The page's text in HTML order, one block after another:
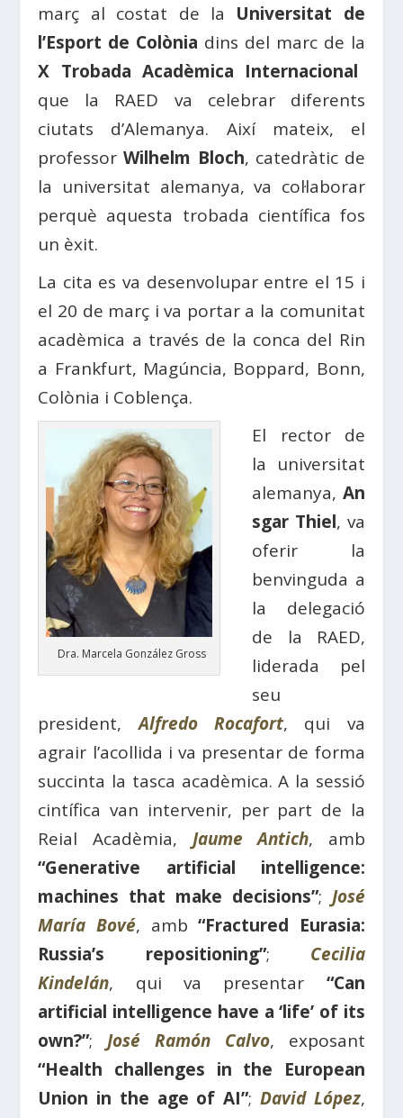
març al costat de la Universitat de
l’Esport de Colònia dins del marc de la
X Trobada Acadèmica Internacional
que la RAED va celebrar diferents
ciutats d’Alemanya. Així mateix, el
professorWilhelm Bloch, catedràtic de
la universitat alemanya, va col·laborar
perquè aquesta trobada científica fos
un èxit.
La cita es va desenvolupar entre el 15 i
el 20 de març i va portar a la comunitat
acadèmica a través de la conca del Rin
a Frankfurt, Magúncia, Boppard, Bonn,
Colònia i Coblença.
Dra. Marcela González Gross
El rector de
la universitat
alemanya, An
sgar Thiel, va
oferir la
benvinguda a
la delegació
de la RAED,
liderada pel
seu
president,Alfredo Rocafort, qui va
agrair l’acollida i va presentar de forma
succinta la tasca acadèmica. A la sessió
cintífica van intervenir, per part de la
Reial Acadèmia, Jaume Antich, amb
“Generative artificial intelligence:
machines that make decisions”; José
María Bové, amb“Fractured Eurasia:
Russia’s repositioning”; Cecilia
Kindelán, qui va presentar “Can
artificial intelligence have a ‘life’ of its
own?”;José Ramón Calvo, exposant
“Health challenges in the European
Union in the age of AI”; David López,